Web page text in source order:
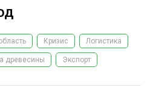
Кризис Логистика
древесины Экспорт